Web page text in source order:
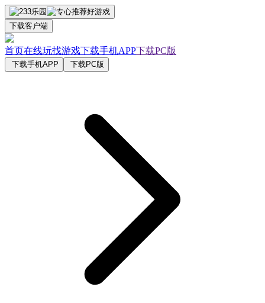
下载客户端
首页在线玩找游戏下载手机APP下载PC版
下载手机APP 下载PC版